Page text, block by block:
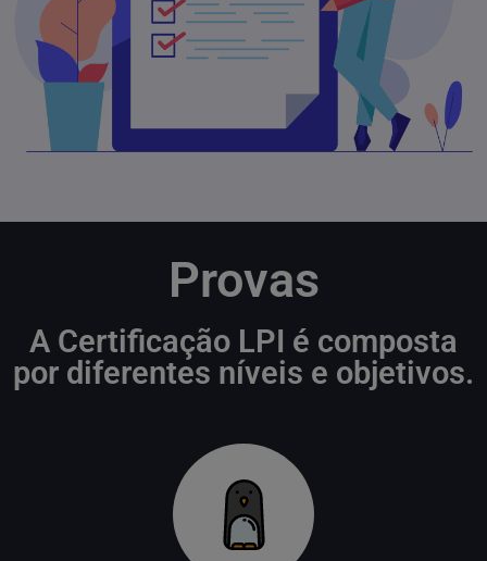
Provas
A Certificação LPI é composta
por diferentes níveis e objetivos.